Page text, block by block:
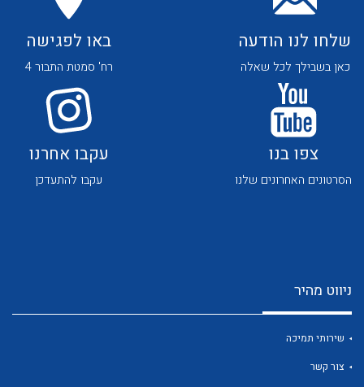
לכל מוצרי היצרן לכל מוצרי היצרן
שלחו לנו הודעה
כאן בשבילך לכל שאלה
באו לפגישה
רח' סמטת התבור 4
צפו בנו
הסרטונים האחרונים שלנו
עקבו אחרנו
עקבו להתעדכן
ניווט מהיר
שירותי תמיכה
צור קשר